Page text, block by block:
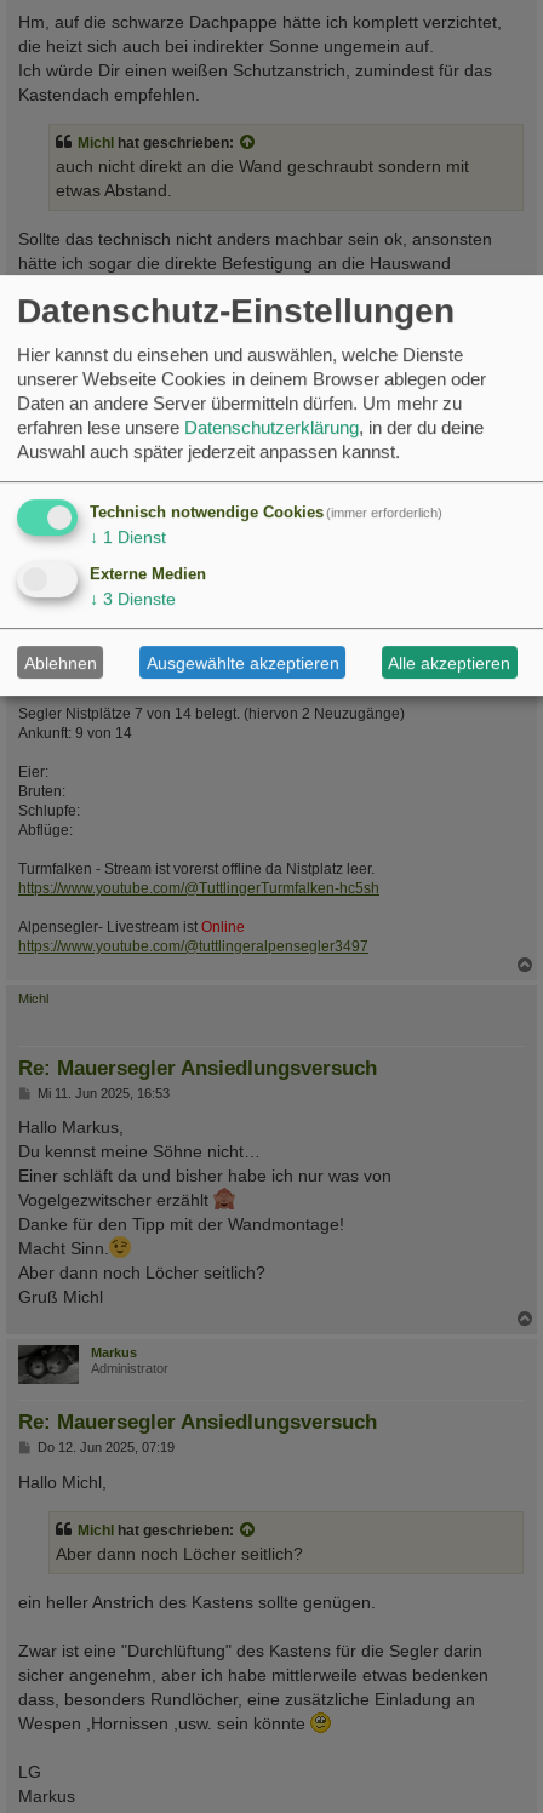
Hm, auf die schwarze Dachpappe hätte ich komplett verzichtet,
die heizt sich auch bei indirekter Sonne ungemein auf.
Ich würde Dir einen weißen Schutzanstrich, zumindest für das
Kastendach empfehlen.
Michl hat geschrieben:
auch nicht direkt an die Wand geschraubt sondern mit
etwas Abstand.
Sollte das technisch nicht anders machbar sein ok, ansonsten
hätte ich sogar die direkte Befestigung an die Hauswand
Sommer mitnehmen kann.
Michlhat geschrieben:
Um das locken am Fenster dazwischen müssen sich meine
Söhne kümmern.
Was haltet ihr davon ?
Absolut empfehlenswert. Die Freudensprünge Deiner Söhne bei
dem ersten Einflug sehe ich jetzt schon vor meinem geistigen
Auge.
LG
Markus
Saison 2026
Segler Nistplätze 7 von 14 belegt. (hiervon 2 Neuzugänge)
Ankunft: 9 von 14
Eier:
Bruten:
Schlupfe:
Abflüge:
Turmfalken - Stream ist vorerst offline da Nistplatz leer.
https://www.youtube.com/@TuttlingerTurmfalken-hc5sh
Alpensegler- Livestream ist Online
https://www.youtube.com/@tuttlingeralpensegler3497
Michl
Re: Mauersegler Ansiedlungsversuch
B
i
r
a
g
Mi 11. Jun 2025, 16:53
Hallo Markus,
Du kennst meine Söhne nicht…
Einer schläft da und bisher habe ich nur was von
Vogelgezwitscher erzählt
Danke für den Tipp mit der Wandmontage!
Macht Sinn.
Aber dann noch Löcher seitlich?
Gruß Michl
Markus
Administrator
Re: Mauersegler Ansiedlungsversuch
B
i
Do 12. Jun 2025, 07:19
Hallo Michl,
Michl hat geschrieben:
Aber dann noch Löcher seitlich?
ein heller Anstrich des Kastens sollte genügen.
Zwar ist eine "Durchlüftung" des Kastens für die Segler darin
sicher angenehm, aber ich habe mittlerweile etwas bedenken
dass, besonders Rundlöcher, eine zusätzliche Einladung an
Wespen ,Hornissen ,usw. sein könnte
LG
Markus
Datenschutz-Einstellungen
Hier kannst du einsehen und auswählen, welche Dienste
unserer Webseite Cookies in deinem Browser ablegen oder
Daten an andere Server übermitteln dürfen. Um mehr zu
erfahren lese unsere Datenschutzerklärung, in der du deine
Auswahl auch später jederzeit anpassen kannst.
Technisch notwendige Cookies(immer erforderlich)
↓ 1 Dienst
Externe Medien
↓ 3 Dienste
Ablehnen Ausgewählte akzeptieren Alle akzeptieren